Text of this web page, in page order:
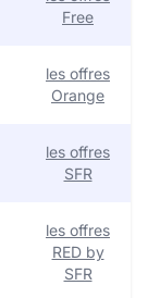
Free
les offres
Orange
les offres
SFR
les offres
RED by
SFR